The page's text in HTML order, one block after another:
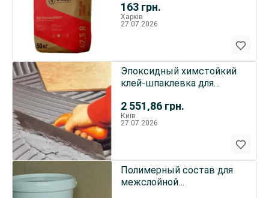
163 грн.
Харків
27.07.2026
2 551,86 грн.
Эпоксидный химстойкий
клей-шпаклевка для
керамики,плитки,бетона
Київ
27.07.2026
Полимерный состав для
межслойной